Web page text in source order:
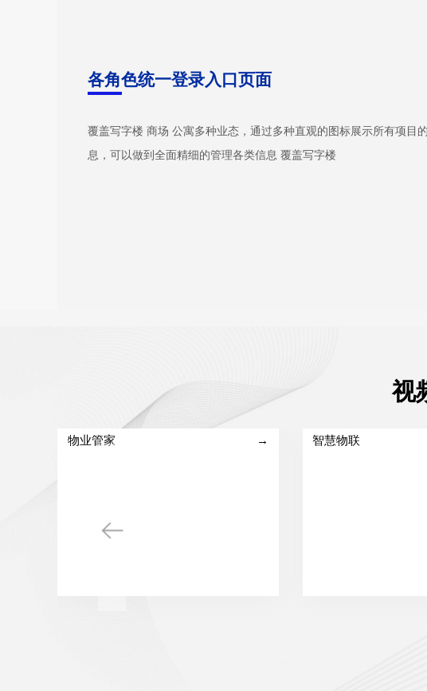
各角色统一登录入口页面
覆盖写字楼 商场 公寓多种业态，通过多种直观的图标展示所有项目
息，可以做到全面精细的管理各类信息 覆盖写字楼
视
物业管家 → 智慧物联